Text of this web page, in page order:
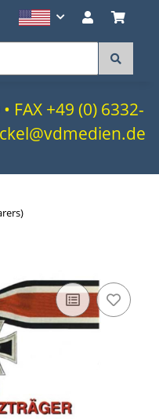
FAX +49 (0) 6332-